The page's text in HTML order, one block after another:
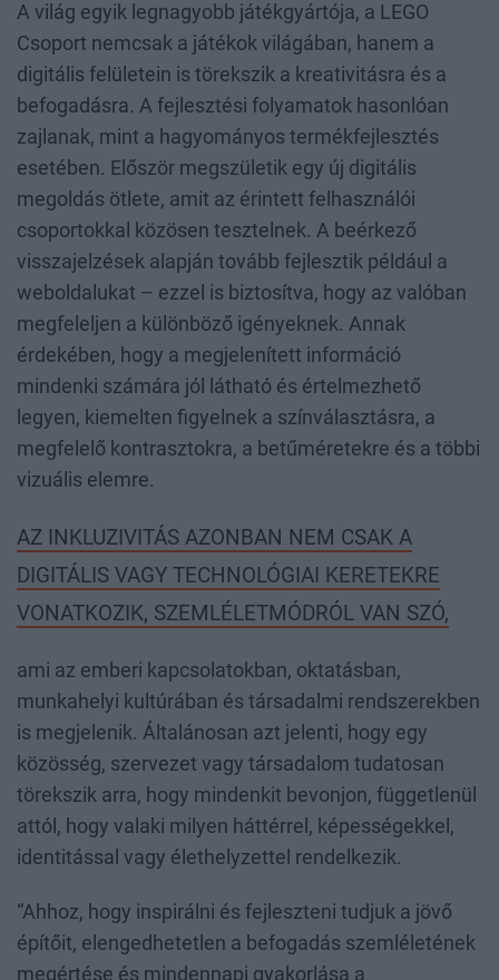
A világ egyik legnagyobb játékgyártója, a LEGO
Csoport nemcsak a játékok világában, hanem a
digitális felületein is törekszik a kreativitásra és a
befogadásra. A fejlesztési folyamatok hasonlóan
zajlanak, mint a hagyományos termékfejlesztés
esetében. Először megszületik egy új digitális
megoldás ötlete, amit az érintett felhasználói
csoportokkal közösen tesztelnek. A beérkező
visszajelzések alapján tovább fejlesztik például a
weboldalukat – ezzel is biztosítva, hogy az valóban
megfeleljen a különböző igényeknek. Annak
érdekében, hogy a megjelenített információ
mindenki számára jól látható és értelmezhető
legyen, kiemelten figyelnek a színválasztásra, a
megfelelő kontrasztokra, a betűméretekre és a többi
vizuális elemre.
AZ INKLUZIVITÁS AZONBAN NEM CSAK A
DIGITÁLIS VAGY TECHNOLÓGIAI KERETEKRE
VONATKOZIK, SZEMLÉLETMÓDRÓL VAN SZÓ,
ami az emberi kapcsolatokban, oktatásban,
munkahelyi kultúrában és társadalmi rendszerekben
is megjelenik. Általánosan azt jelenti, hogy egy
közösség, szervezet vagy társadalom tudatosan
törekszik arra, hogy mindenkit bevonjon, függetlenül
attól, hogy valaki milyen háttérrel, képességekkel,
identitással vagy élethelyzettel rendelkezik.
“Ahhoz, hogy inspirálni és fejleszteni tudjuk a jövő
építőit, elengedhetetlen a befogadás szemléletének
megértése és mindennapi gyakorlása a